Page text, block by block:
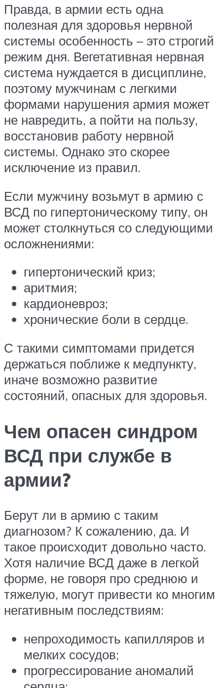
Правда, в армии есть одна
полезная для здоровья нервной
системы особенность – это строгий
режим дня. Вегетативная нервная
система нуждается в дисциплине,
поэтому мужчинам с легкими
формами нарушения армия может
не навредить, а пойти на пользу,
восстановив работу нервной
системы. Однако это скорее
исключение из правил.
Если мужчину возьмут в армию с
ВСД по гипертоническому типу, он
может столкнуться со следующими
осложнениями:
гипертонический криз;
аритмия;
кардионевроз;
хронические боли в сердце.
С такими симптомами придется
держаться поближе к медпункту,
иначе возможно развитие
состояний, опасных для здоровья.
Чем опасен синдром
ВСД при службе в
армии?
Берут ли в армию с таким
диагнозом? К сожалению, да. И
такое происходит довольно часто.
Хотя наличие ВСД даже в легкой
форме, не говоря про среднюю и
тяжелую, могут привести ко многим
негативным последствиям:
непроходимость капилляров и
мелких сосудов;
прогрессирование аномалий